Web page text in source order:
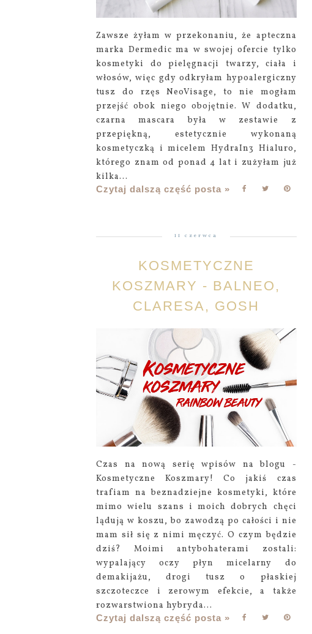
Zawsze żyłam w przekonaniu, że apteczna
marka Dermedic ma w swojej ofercie tylko
kosmetyki do pielęgnacji twarzy, ciała i
włosów, więc gdy odkryłam hypoalergiczny
tusz do rzęs NeoVisage, to nie mogłam
przejść obok niego obojętnie. W dodatku,
czarna mascara była w zestawie z
przepiękną, estetycznie wykonaną
kosmetyczką i micelem HydraIn3 Hialuro,
którego znam od ponad 4 lat i zużyłam już
kilka...
Czytaj dalszą część posta »
11 czerwca
KOSMETYCZNE
KOSZMARY - BALNEO,
CLARESA, GOSH
Czas na nową serię wpisów na blogu -
Kosmetyczne Koszmary! Co jakiś czas
trafiam na beznadziejne kosmetyki, które
mimo wielu szans i moich dobrych chęci
lądują w koszu, bo zawodzą po całości i nie
mam sił się z nimi męczyć. O czym będzie
dziś? Moimi antybohaterami zostali:
wypalający oczy płyn micelarny do
demakijażu, drogi tusz o płaskiej
szczoteczce i zerowym efekcie, a także
rozwarstwiona hybryda...
Czytaj dalszą część posta »